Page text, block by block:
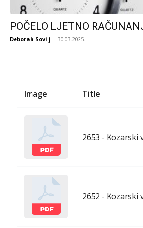
POČELO LJETNO
Deborah Sovilj - 30.03.2025.
Image Title
2653 - Kozarski
2652 - Kozarski